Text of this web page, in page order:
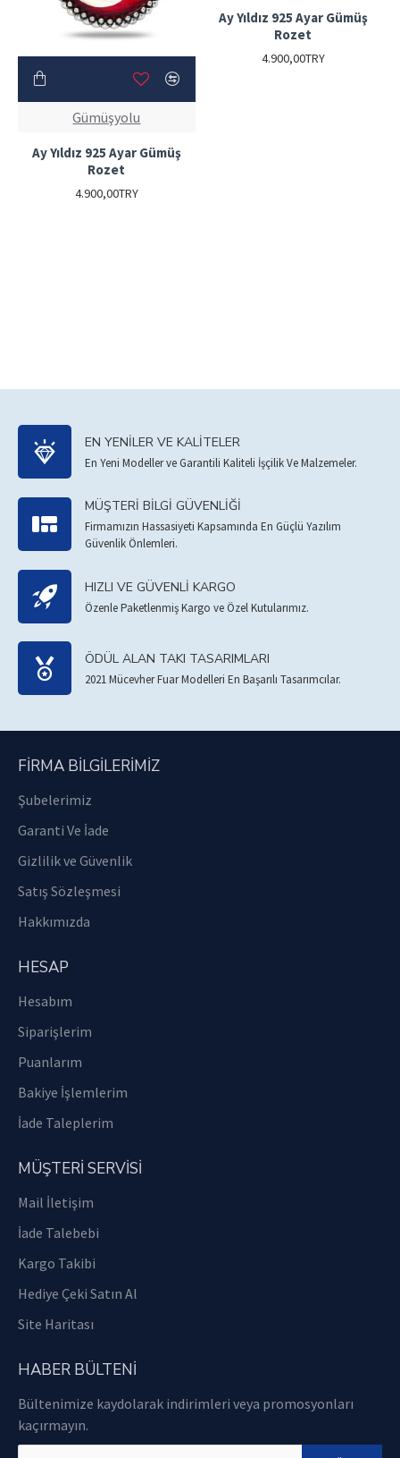
Gümüşyolu
Ay Yıldız 925 Ayar Gümüş
Rozet
4.900,00TRY
Ay Yıldız 925 Ayar Gümüş
Rozet
4.900,00TRY
EN YENILER VE KALITELER
En Yeni Modeller ve Garantili Kaliteli İşçilik Ve Malzemeler.
MÜŞTERI BILGI GÜVENLIĞI
Firmamızın Hassasiyeti Kapsamında En Güçlü Yazılım
Güvenlik Önlemleri.
HIZLI VE GÜVENLI KARGO
Özenle Paketlenmiş Kargo ve Özel Kutularımız.
ÖDÜL ALAN TAKI TASARIMLARI
2021 Mücevher Fuar Modelleri En Başarılı Tasarımcılar.
FIRMA BILGILERIMIZ
Şubelerimiz
Garanti Ve İade
Gizlilik ve Güvenlik
Satış Sözleşmesi
Hakkımızda
HESAP
Hesabım
Siparişlerim
Puanlarım
Bakiye İşlemlerim
İade Taleplerim
MÜŞTERİ SERVİSİ
Mail İletişim
İade Talebebi
Kargo Takibi
Hediye Çeki Satın Al
Site Haritası
HABER BÜLTENI
Bültenimize kaydolarak indirimleri veya promosyonları
kaçırmayın.